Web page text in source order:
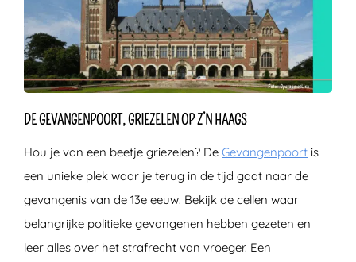
DE GEVANGENPOORT, GRIEZELEN OP Z’N HAAGS
Hou je van een beetje griezelen? De Gevangenpoort is
een unieke plek waar je terug in de tijd gaat naar de
gevangenis van de 13e eeuw. Bekijk de cellen waar
belangrijke politieke gevangenen hebben gezeten en
leer alles over het strafrecht van vroeger. Een